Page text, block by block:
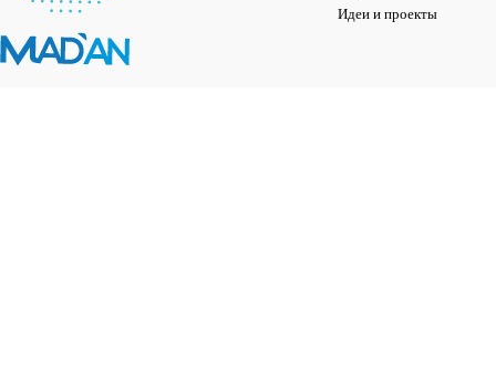
Идеи и проекты